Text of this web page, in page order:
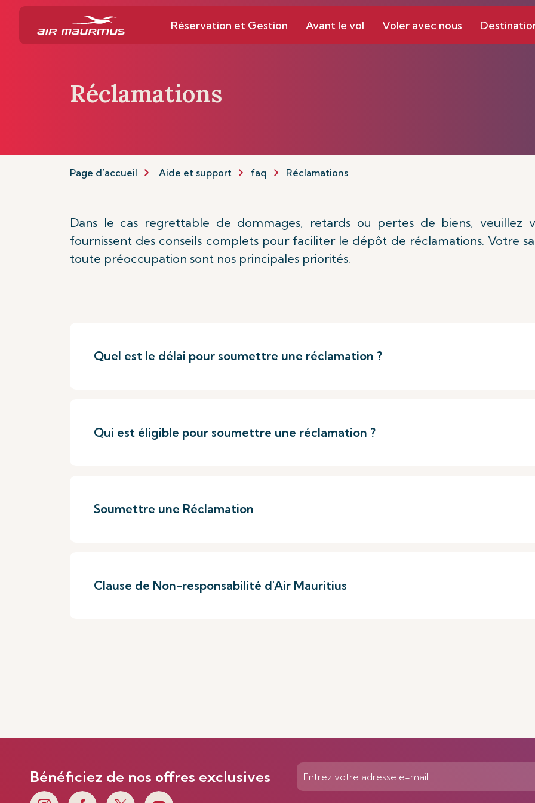
Réservation et Gestion Avant le vol Voler avec nous
Réclamations
Page d’accueil Aide et support faq Réclamations
Dans le cas regrettable de dommages, retards ou pertes de biens, veuillez
fournissent des conseils complets pour faciliter le dépôt de réclamations. Votre
toute préoccupation sont nos principales priorités.
Quel est le délai pour soumettre une réclamation ?
Qui est éligible pour soumettre une réclamation ?
Soumettre une Réclamation
Clause de Non-responsabilité d'Air Mauritius
Bénéficiez de nos offres exclusives